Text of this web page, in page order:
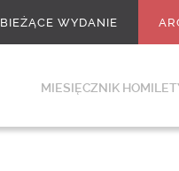
BIEŻĄCE WYDANIE
MIESIĘCZNIK